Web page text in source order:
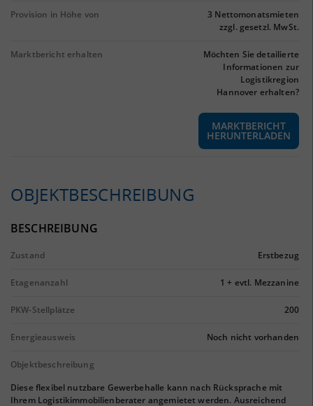
Provision in Höhe von
3 Nettomonatsmieten
zzgl. gesetzl. MwSt.
Marktbericht erhalten
Möchten Sie detailierte
Informationen zur
Logistikregion
Hannover erhalten?
MARKTBERICHT
HERUNTERLADEN
OBJEKTBESCHREIBUNG
BESCHREIBUNG
Zustand Erstbezug
Etagenanzahl 1 + evtl. Mezzanine
PKW-Stellplätze 200
Energieausweis Noch nicht vorhanden
Objektbeschreibung
Diese flexibel nutzbare Gewerbehalle kann nach Rücksprache mit
Ihrem Logistikimmobilienberater angemietet werden. Ausreichend